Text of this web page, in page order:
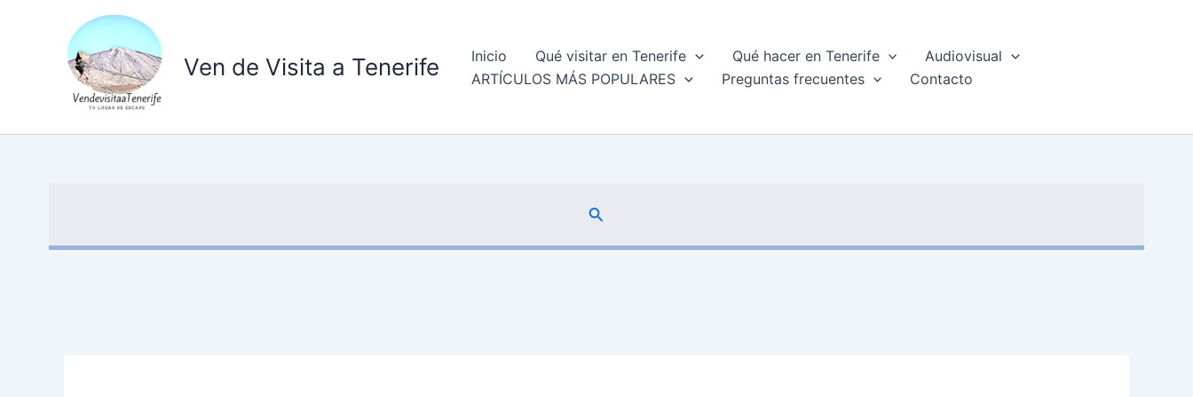
Ven de Visita a Tenerife Inicio Qué visitar en Tenerife Qué hacer en Tenerife
Audiovisual
ARTÍCULOS MÁS POPULARES
Preguntas frecuentes Contacto
Buscar